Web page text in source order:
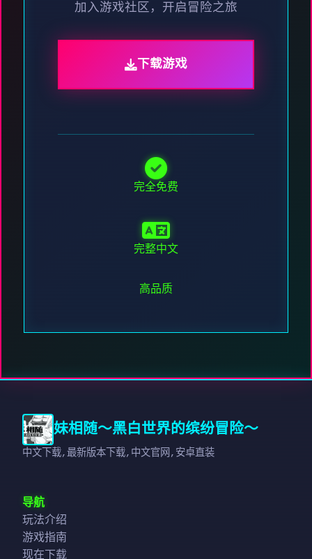
加入游戏社区，开启冒险之旅
下载游戏
完全免费
完整中文
高品质
妹相随～黑白世界的缤纷冒险～
中文下载,最新版本下载,中文官网,安卓直装
导航
玩法介绍
游戏指南
现在下载